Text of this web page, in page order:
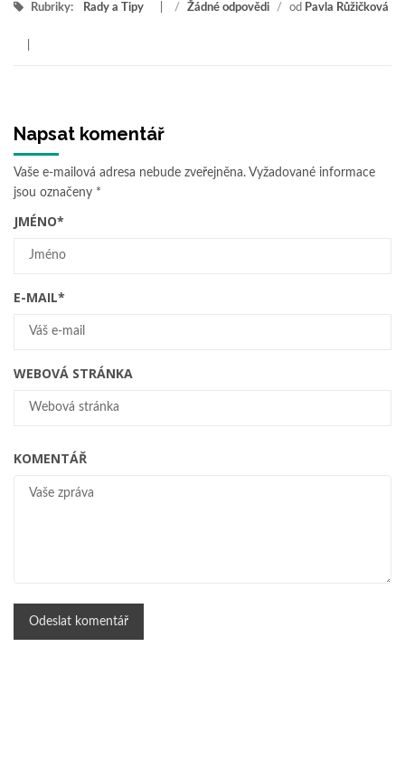
Rubriky: Rady a Tipy / Žádné odpovědi / od Pavla Růžičková
Napsat komentář
Vaše e-mailová adresa nebude zveřejněna. Vyžadované informace
jsou označeny *
JMÉNO*
E-MAIL*
WEBOVÁ STRÁNKA
KOMENTÁŘ